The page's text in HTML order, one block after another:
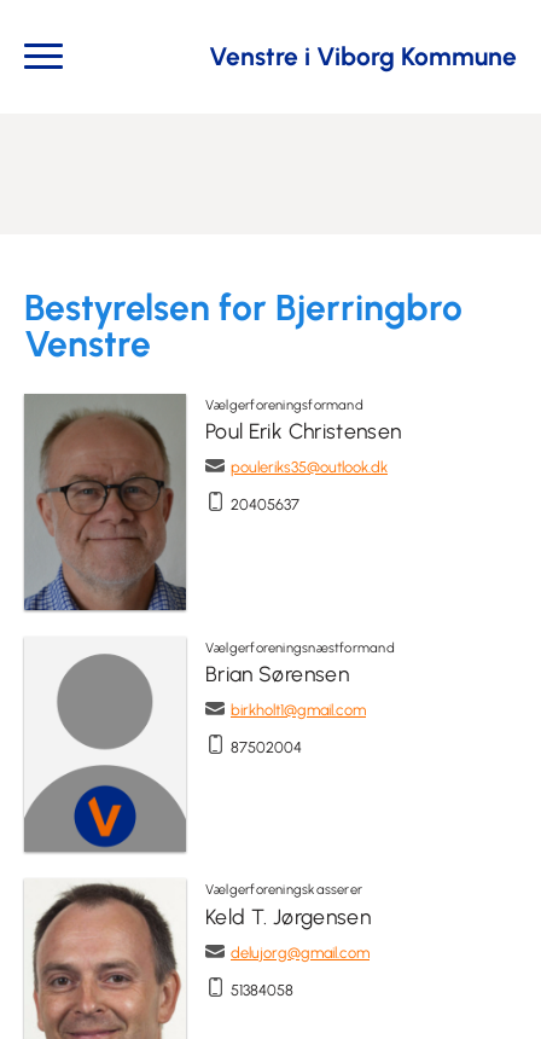
Venstre i Viborg Kommune
Bestyrelsen for Bjerringbro
Venstre
Vælgerforeningsformand
Poul Erik Christensen
pouleriks35@outlook.dk
20405637
Vælgerforeningsnæstformand
Brian Sørensen
birkholt1@gmail.com
87502004
Vælgerforeningskasserer
Keld T. Jørgensen
delujorg@gmail.com
51384058